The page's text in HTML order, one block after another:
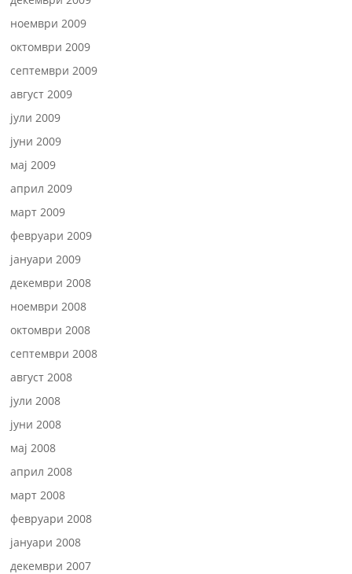
ноември 2009
октомври 2009
септември 2009
август 2009
јули 2009
јуни 2009
мај 2009
април 2009
март 2009
февруари 2009
јануари 2009
декември 2008
ноември 2008
октомври 2008
септември 2008
август 2008
јули 2008
јуни 2008
мај 2008
април 2008
март 2008
февруари 2008
јануари 2008
декември 2007